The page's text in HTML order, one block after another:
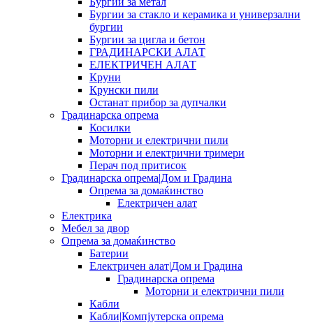
Бургии за стакло и керамика и универзални
бургии
Бургии за цигла и бетон
ГРАДИНАРСКИ АЛАТ
ЕЛЕКТРИЧЕН АЛАТ
Круни
Крунски пили
Останат прибор за дупчалки
Градинарска опрема
Косилки
Моторни и електрични пили
Моторни и електрични тримери
Перач под притисок
Градинарска опрема|Дом и Градина
Опрема за домаќинство
Електричен алат
Електрика
Мебел за двор
Опрема за домаќинство
Батерии
Електричен алат|Дом и Градина
Градинарска опрема
Моторни и електрични пили
Кабли
Кабли|Компјутерска опрема